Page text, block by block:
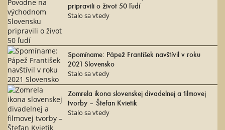
pripravili o život 50 ľudí
Stalo sa vtedy
Spomíname: Pápež František navštívil v roku
2021 Slovensko
Stalo sa vtedy
Zomrela ikona slovenskej divadelnej a filmovej
tvorby – Štefan Kvietik
Stalo sa vtedy